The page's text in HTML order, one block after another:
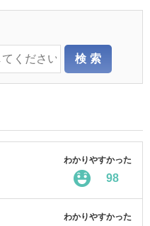
わかりやすかった
98
わかりやすかった